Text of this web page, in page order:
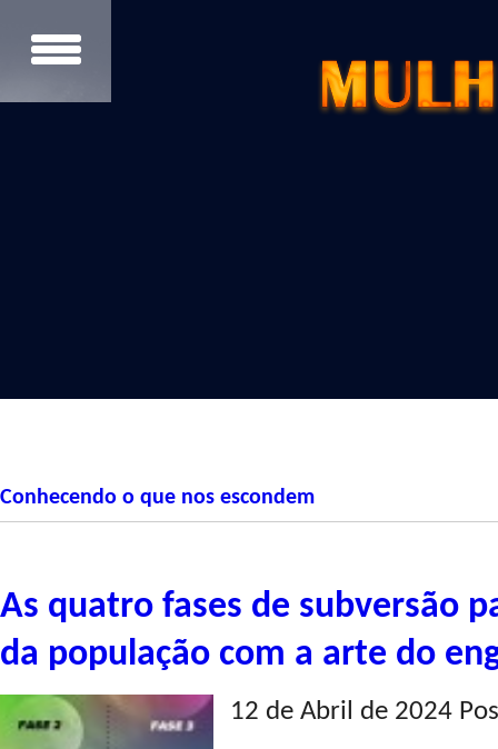
Conhecendo o que nos escondem
As quatro fases de subversão
da população com a arte do
12 de Abril de 2024